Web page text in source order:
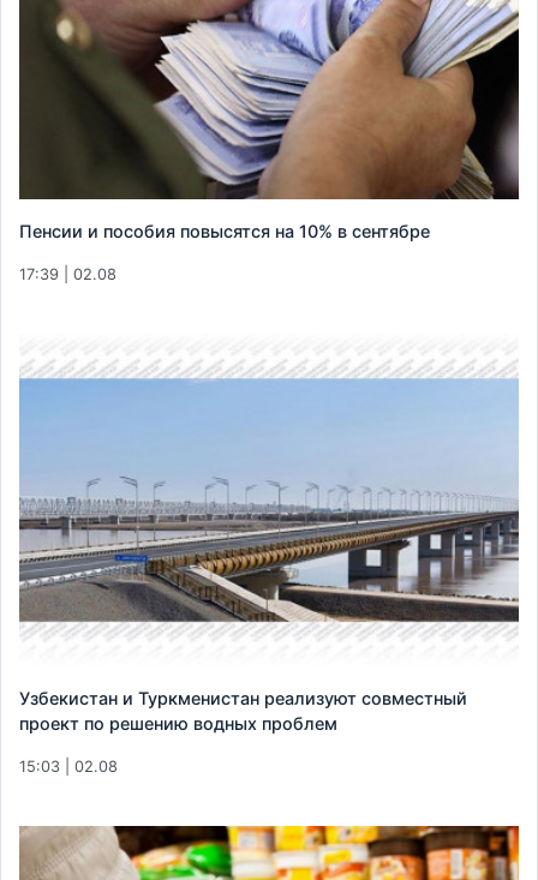
Пенсии и пособия повысятся на 10% в сентябре
17:39 | 02.08
Узбекистан и Туркменистан реализуют совместный
проект по решению водных проблем
15:03 | 02.08